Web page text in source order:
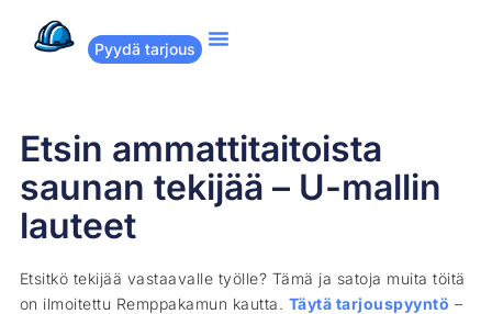
Pyydä tarjous
Etsin ammattitaitoista
saunan tekijää – U-mallin
lauteet
Etsitkö tekijää vastaavalle työlle? Tämä ja satoja muita töitä
on ilmoitettu Remppakamun kautta. Täytä tarjouspyyntö –